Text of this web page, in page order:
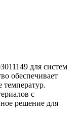
для систем
обеспечивает
температур.
с
решение для